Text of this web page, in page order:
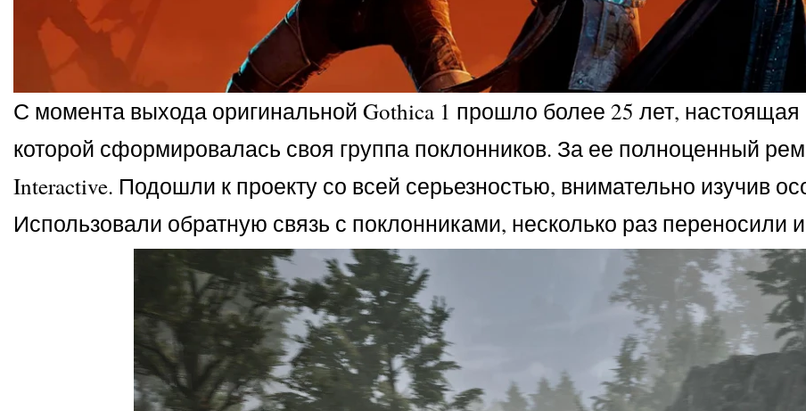
С момента выхода оригинальной Gothica 1 прошло более 25 лет, настоящая
которой сформировалась своя группа поклонников. За ее полноценный
Interactive. Подошли к проекту со всей серьезностью, внимательно изучив
Использовали обратную связь с поклонниками, несколько раз переносили